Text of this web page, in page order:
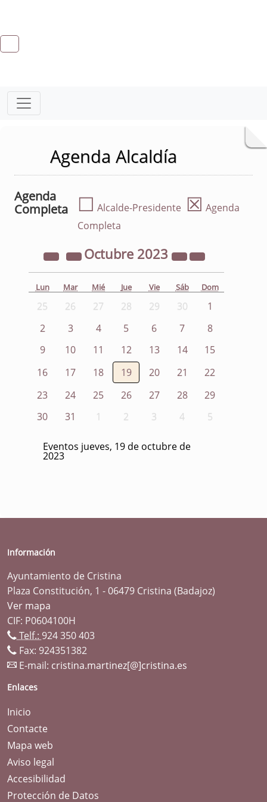
Agenda Alcaldía
Agenda
Completa
☐ Alcalde-Presidente ☒ Agenda
Completa
Octubre 2023
Lun Mar Mié Jue Vie Sáb Dom
25 26 27 28 29 30
1
2
3 4 5 6 7
8
9
10 11 12 13 14
15
16
17 18 19 20 21
22
23
24 25 26 27 28
29
30
31 1 2 3 4 5
Eventos jueves, 19 de octubre de
2023
Información
Ayuntamiento de Cristina
Plaza Constitución, 1 - 06479 Cristina (Badajoz)
Ver mapa
CIF: P0604100H
Telf.: 924 350 403
Fax: 924351382
E-mail: cristina.martinez[@]cristina.es
Enlaces
Inicio
Contacte
Mapa web
Aviso legal
Accesibilidad
Protección de Datos